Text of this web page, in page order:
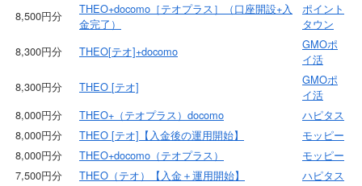
8,500円分
THEO+docomo［テオプラス］（口座開設+入
金完了）
ポイント
タウン
8,300円分
THEO[テオ]+docomo
GMOポ
イ活
8,300円分
THEO [テオ]
GMOポ
イ活
8,000円分
THEO+（テオプラス）docomo
ハピタス
8,000円分
THEO [テオ]【入金後の運用開始】
モッピー
8,000円分
THEO+docomo（テオプラス）
モッピー
7,500円分
THEO（テオ）【入金＋運用開始】
ハピタス